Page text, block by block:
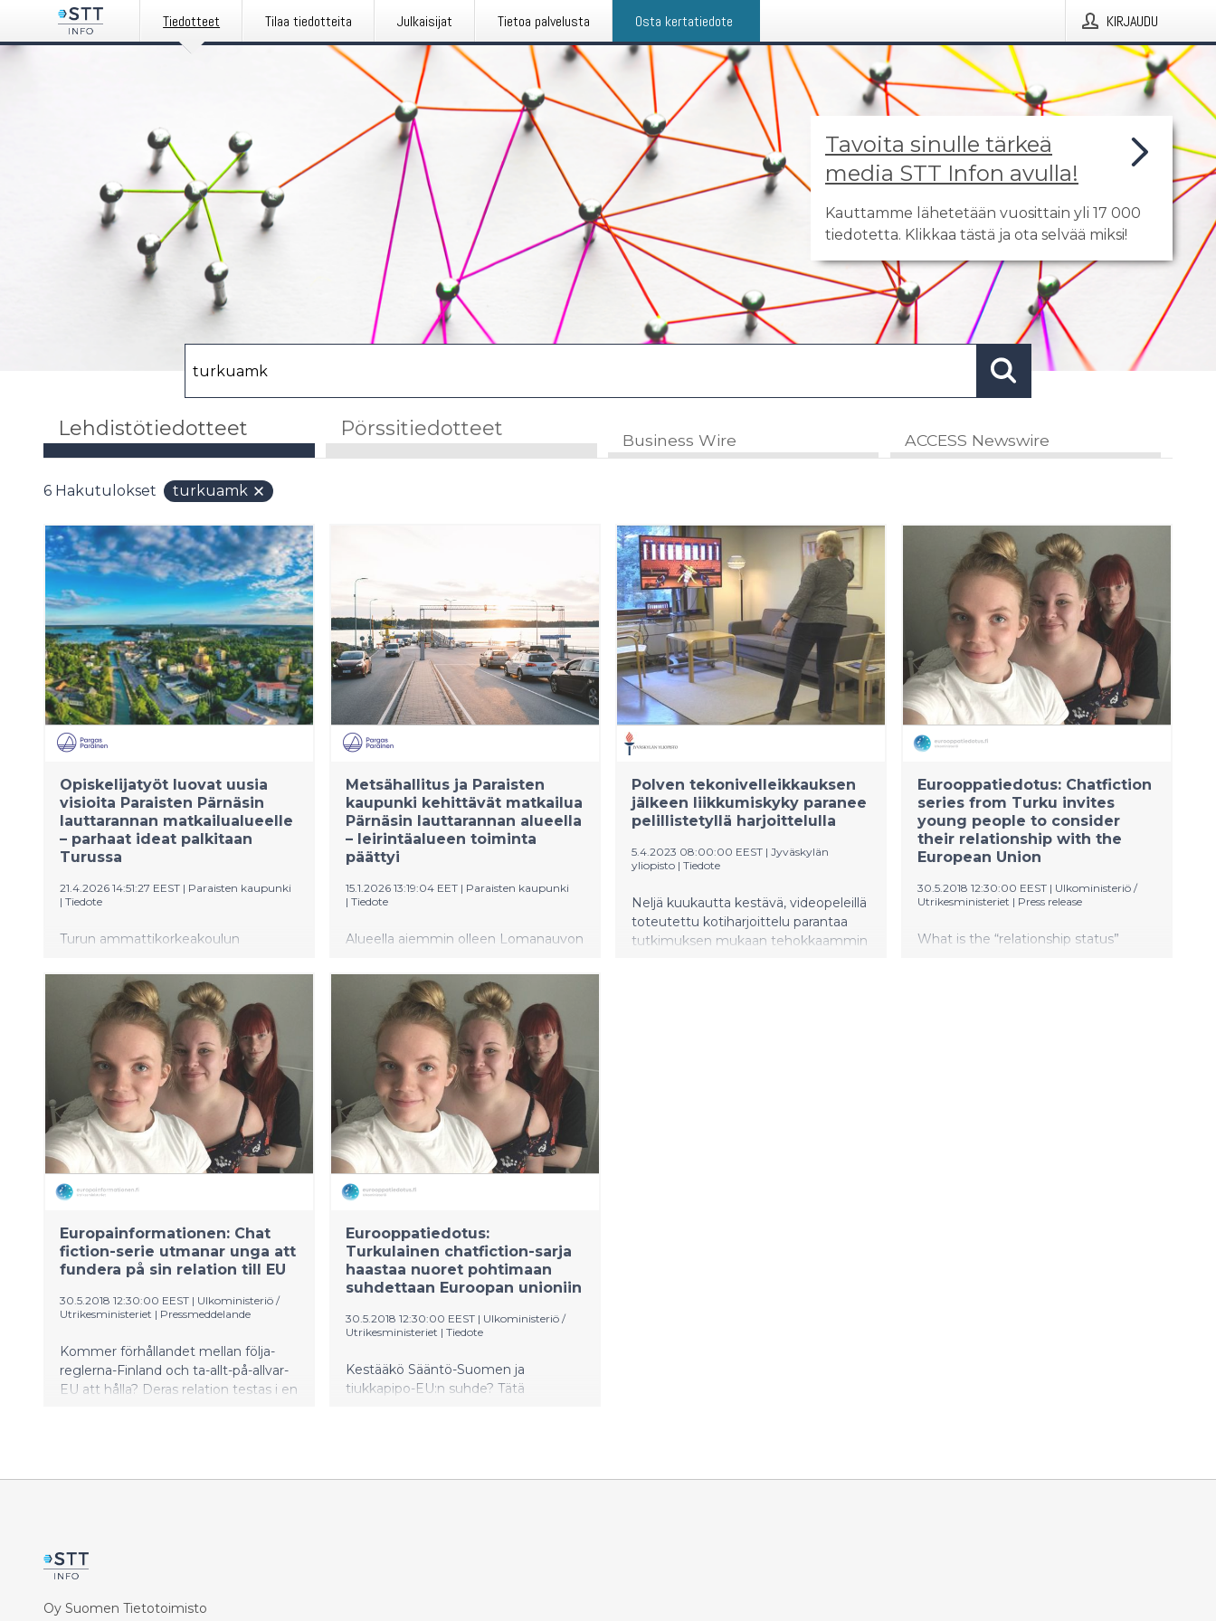
Tiedotteet Tilaa tiedotteita Julkaisijat Tietoa palvelusta Osta kertatiedote KIRJAUDU
Tavoita sinulle tärkeä
media STT Infon avulla!
Kauttamme lähetetään vuosittain yli 17 000
tiedotetta. Klikkaa tästä ja ota selvää miksi!
Lehdistötiedotteet Pörssitiedotteet Business Wire ACCESS Newswire
6 Hakutulokset turkuamk
Opiskelijatyöt luovat uusia
visioita Paraisten Pärnäsin
lauttarannan matkailualueelle
– parhaat ideat palkitaan
Turussa
21.4.2026 14:51:27 EEST | Paraisten kaupunki
| Tiedote
Turun ammattikorkeakoulun
27.4.2026 kehittämisideoita Paraisten
Nauvossa sijaitsevalle Pärnäsin
lauttarannan alueelle.
Metsähallituksen, Paraisten
kaupungin ja Turun
ammattikorkeakoulun
yhteishankkeessa syntyneitä parhaita
opiskelijatöitä palkitaan samana
päivänä järjestettävässä
loppuseminaarissa Turussa.
Metsähallitus ja Paraisten
kaupunki kehittävät matkailua
Pärnäsin lauttarannan alueella
– leirintäalueen toiminta
päättyi
15.1.2026 13:19:04 EET | Paraisten kaupunki
| Tiedote
Alueella aiemmin olleen Lomanauvon
Metsähallituksen ja toimijan
yhteisestä sopimuksesta.
Polven tekonivelleikkauksen
jälkeen liikkumiskyky paranee
pelillistetyllä harjoittelulla
5.4.2023 08:00:00 EEST | Jyväskylän
yliopisto | Tiedote
Neljä kuukautta kestävä, videopeleillä
toteutettu kotiharjoittelu parantaa
tutkimuksen mukaan tehokkaammin
Eurooppatiedotus: Chatfiction
series from Turku invites
young people to consider
their relationship with the
European Union
30.5.2018 12:30:00 EEST | Ulkoministeriö /
Utrikesministeriet | Press release
What is the “relationship status”
Europainformationen: Chat
fiction-serie utmanar unga att
fundera på sin relation till EU
30.5.2018 12:30:00 EEST | Ulkoministeriö /
Utrikesministeriet | Pressmeddelande
Kommer förhållandet mellan följa-
reglerna-Finland och ta-allt-på-allvar-
EU att hålla? Deras relation testas i en
länder på en frestelsernas ö där
Europainformationen och en kurs i
kommunikationslära vid Åbo
Eurooppatiedotus:
Turkulainen chatfiction-sarja
haastaa nuoret pohtimaan
suhdettaan Euroopan unioniin
30.5.2018 12:30:00 EEST | Ulkoministeriö /
Utrikesministeriet | Tiedote
Kestääkö Sääntö-Suomen ja
tiukkapipo-EU:n suhde? Tätä
Sarjassa Suomi ja muut maat
Oy Suomen Tietotoimisto